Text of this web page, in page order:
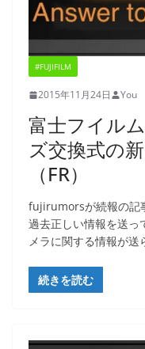
#FUJIFILM
2015年11月24日 You
富士フイル
ズ交換式の
（FR）
fujirumorsが続報の記
過去正しい情報を送っ
メラに関する情報が送
続きを読む